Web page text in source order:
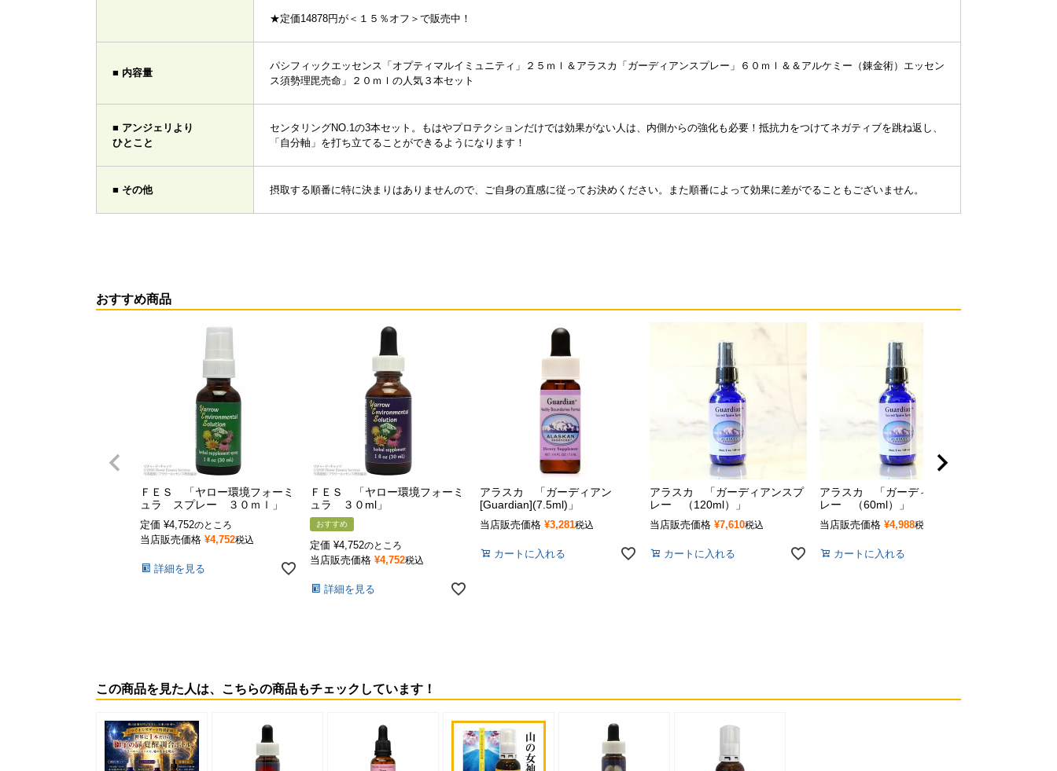
★定価14878円が＜１５％オフ＞で販売中！
■ 内容量
パシフィックエッセンス「オプティマルイミュニティ」２５ｍｌ＆アラスカ「ガーディアンスプレー」６０ｍｌ＆＆アルケミー（錬金術）エッセン
ス須勢理毘売命」２０ｍｌの人気３本セット
■ アンジェリより
ひとこと
センタリングNO.1の3本セット。もはやプロテクションだけでは効果がない人は、内側からの強化も必要！抵抗力をつけてネガティブを跳ね返し、
「自分軸」を打ち立てることができるようになります！
■ その他 摂取する順番に特に決まりはありませんので、ご自身の直感に従ってお決めください。また順番によって効果に差がでることもございません。
おすすめ商品
ＦＥＳ 「ヤロー環境フォーミ
ュラ スプレー ３０ｍｌ」
定価 ¥4,752のところ
当店販売価格 ¥4,752税込
詳細を見る
ＦＥＳ 「ヤロー環境フォーミ
ュラ ３０ml」
おすすめ
定価 ¥4,752のところ
当店販売価格 ¥4,752税込
詳細を見る
アラスカ 「ガーディアン
[Guardian](7.5ml)」
当店販売価格 ¥3,281税込
カートに入れる
アラスカ 「ガーディアンスプ
レー （120ml）」
当店販売価格 ¥7,610税込
カートに入れる
アラスカ 「ガーディアンスプ
レー （60ml）」
当店販売価格 ¥4,988税込
カートに入れる
この商品を見た人は、こちらの商品もチェックしています！